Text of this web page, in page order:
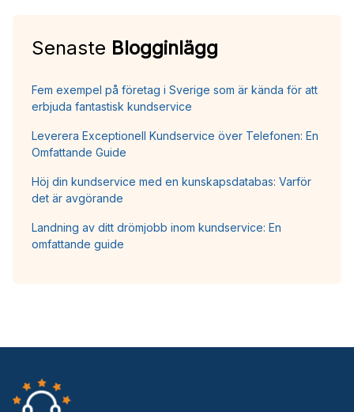
Senaste Blogginlägg
Fem exempel på företag i Sverige som är kända för att
erbjuda fantastisk kundservice
Leverera Exceptionell Kundservice över Telefonen: En
Omfattande Guide
Höj din kundservice med en kunskapsdatabas: Varför
det är avgörande
Landning av ditt drömjobb inom kundservice: En
omfattande guide